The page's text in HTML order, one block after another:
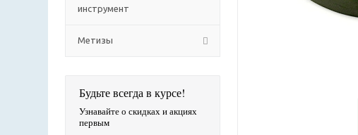
инструмент
Метизы
Будьте всегда в курсе!
Узнавайте о скидках и акциях
первым